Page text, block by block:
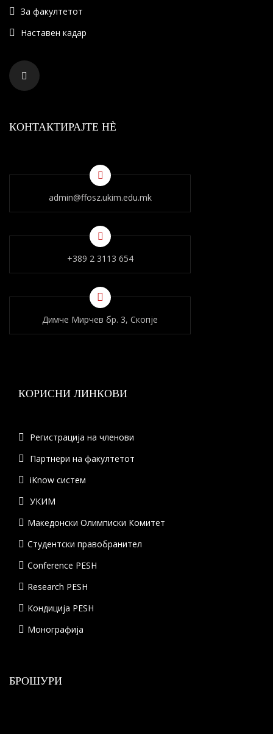
За факултетот
Наставен кадар
КОНТАКТИРАЈТЕ НÈ
admin@ffosz.ukim.edu.mk
+389 2 3113 654
Димче Мирчев бр. 3, Скопје
КОРИСНИ ЛИНКОВИ
Регистрација на членови
Партнери на факултетот
iKnow систем
УКИМ
Македонски Олимписки Комитет
Студентски правобранител
Conference PESH
Research PESH
Кондиција PESH
Монографија
БРОШУРИ